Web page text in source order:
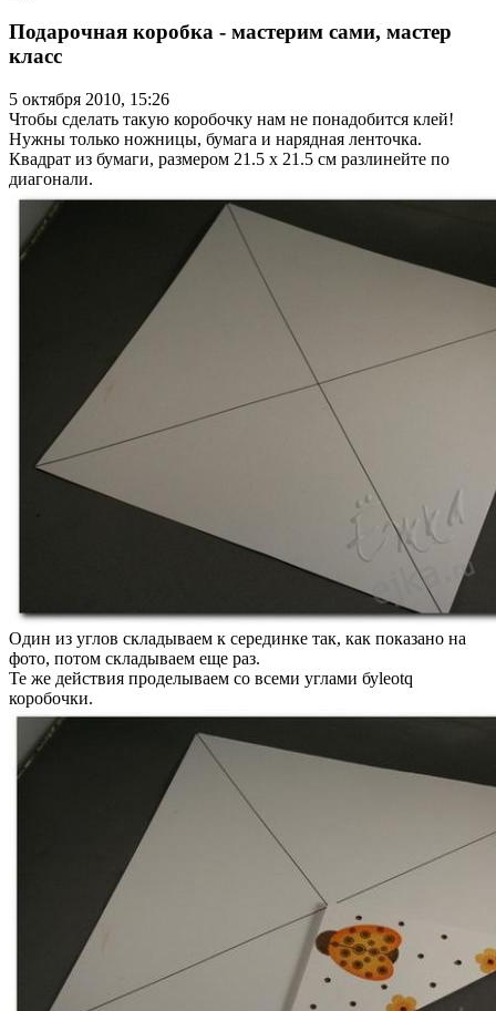
Подарочная коробка - мастерим сами, мастер
класс
5 октября 2010, 15:26
Чтобы сделать такую коробочку нам не понадобится клей!
Нужны только ножницы, бумага и нарядная ленточка.
Квадрат из бумаги, размером 21.5 х 21.5 см разлинейте по
диагонали.
Один из углов складываем к серединке так, как показано на
фото, потом складываем еще раз.
Те же действия проделываем со всеми углами буleotq
коробочки.